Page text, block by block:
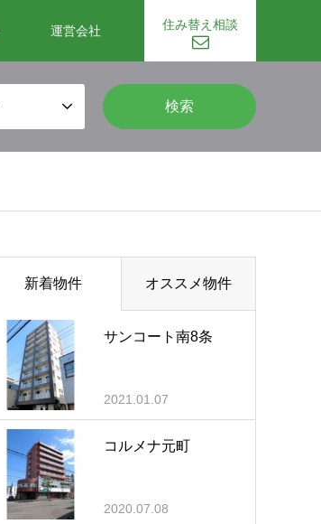
運営会社 住み替え相談
新着物件 オススメ物件
サンコート南8条
2021.01.07
コルメナ元町
2020.07.08